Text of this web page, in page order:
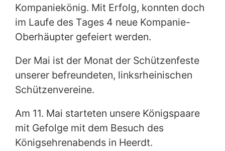
Kompaniekönig. Mit Erfolg, konnten doch
im Laufe des Tages 4 neue Kompanie-
Oberhäupter gefeiert werden.
Der Mai ist der Monat der Schützenfeste
unserer befreundeten, linksrheinischen
Schützenvereine.
Am 11. Mai starteten unsere Königspaare
mit Gefolge mit dem Besuch des
Königsehrenabends in Heerdt.